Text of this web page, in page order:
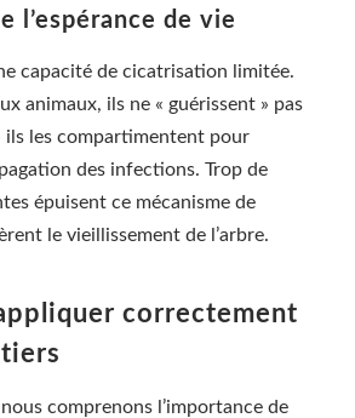
l’espérance de vie
capacité de cicatrisation limitée.
animaux, ils ne « guérissent » pas
ils les compartimentent pour
des infections. Trop de
épuisent ce mécanisme de
le vieillissement de l’arbre.
correctement
tiers
comprenons l’importance de